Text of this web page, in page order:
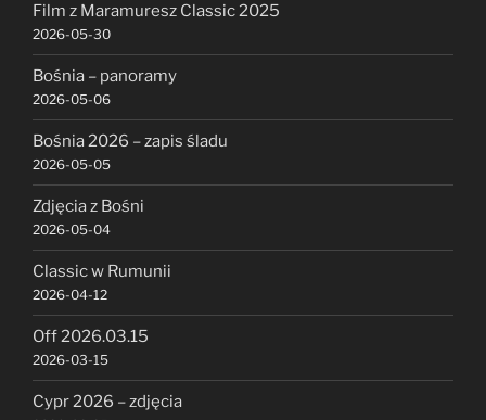
Film z Maramuresz Classic 2025
2026-05-30
Bośnia – panoramy
2026-05-06
Bośnia 2026 – zapis śladu
2026-05-05
Zdjęcia z Bośni
2026-05-04
Classic w Rumunii
2026-04-12
Off 2026.03.15
2026-03-15
Cypr 2026 – zdjęcia